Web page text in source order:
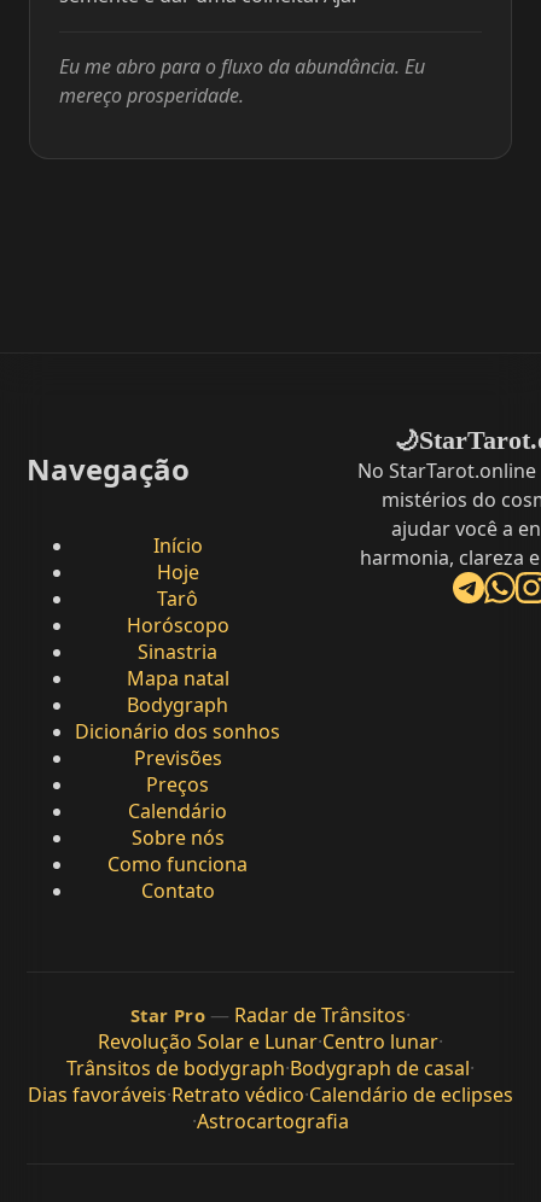
Eu me abro para o fluxo da abundância. Eu
mereço prosperidade.
Navegação
Início
Hoje
Tarô
Horóscopo
Sinastria
Mapa natal
Bodygraph
Dicionário dos sonhos
Previsões
Preços
Calendário
Sobre nós
Como funciona
Contato
🌙
No
mistérios do
ajudar você a
harmonia, clareza
Star Pro — Radar de Trânsitos·
Revolução Solar e Lunar·Centro lunar·
Trânsitos de bodygraph·Bodygraph de casal·
Dias favoráveis·Retrato védico·Calendário de eclipses
·Astrocartografia